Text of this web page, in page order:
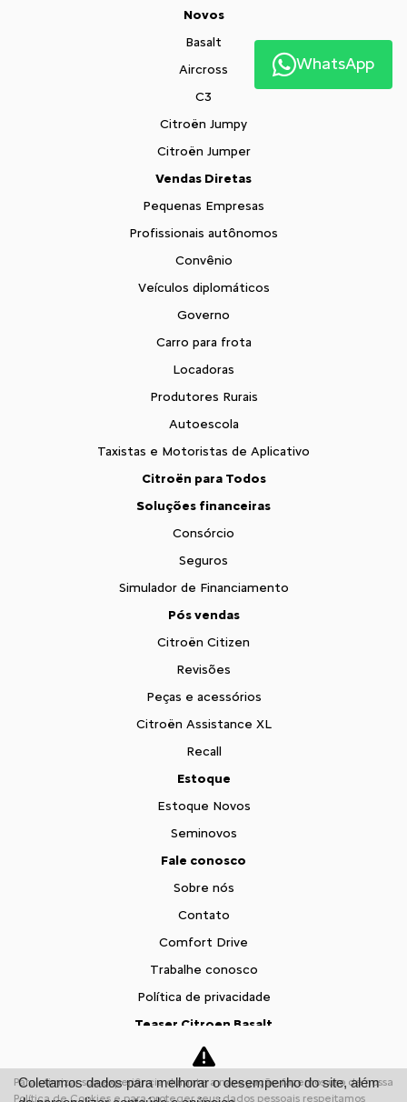
Novos
Basalt
Aircross
C3
Citroën Jumpy
Citroën Jumper
Vendas Diretas
Pequenas Empresas
Profissionais autônomos
Convênio
Veículos diplomáticos
Governo
Carro para frota
Locadoras
Produtores Rurais
Autoescola
Taxistas e Motoristas de Aplicativo
Citroën para Todos
Soluções financeiras
Consórcio
Seguros
Simulador de Financiamento
Pós vendas
Citroën Citizen
Revisões
Peças e acessórios
Citroën Assistance XL
Recall
Estoque
Estoque Novos
Seminovos
Fale conosco
Sobre nós
Contato
Comfort Drive
Trabalhe conosco
Política de privacidade
Teaser Citroen Basalt
Desacelere. Seu bem maior é a vida.
WhatsApp
Para otimizar sua experiência durante a navegação, fazemos uso de nossa
Política de Cookies e para proteger seus dados pessoais respeitamos
Coletamos dados para melhorar o desempenho do site, além